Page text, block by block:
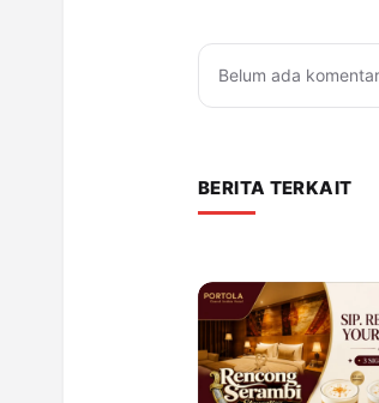
Belum ada
BERITA TERKAIT